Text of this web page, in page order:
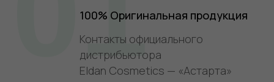
100% Оригинальная продукция
Контакты официального
дистрибьютора
Eldan Cosmetics — «Астарта»